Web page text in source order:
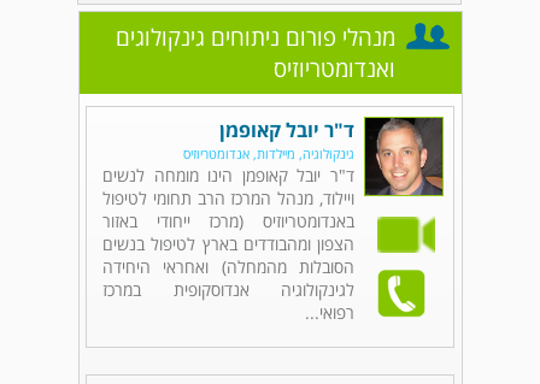
מנהלי פורום ניתוחים גינקולוגים
ואנדומטריוזיס
ד"ר יובל קאופמן
גינקולוגיה, מיילדות, אנדומטריוזיס
ד"ר יובל קאופמן הינו מומחה לנשים
ויילוד, מנהל המרכז הרב תחומי לטיפול
באנדומטריוזיס (מרכז ייחודי באזור
הצפון ומהבודדים בארץ לטיפול בנשים
הסובלות מהמחלה) ואחראי היחידה
לגינקולוגיה אנדוסקופית במרכז
רפואי...